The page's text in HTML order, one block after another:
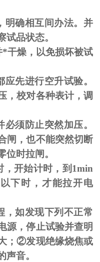
明确相互间办法。并
品状态。
干燥，以免损坏被试
先进行空升试验。
，校对各种表计，调
须防止突然加压。
闸，也不能突然切断
位时拉闸。
，开始计时，到 1min
下时，才能拉开电
，如发现下列不正常
源，停止试验并查明
；②发现绝缘烧焦或
声音。